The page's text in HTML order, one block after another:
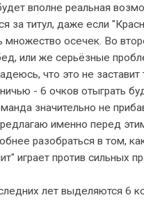
вполне реальная
за титул, даже если
множество осечек. Во
или же серьёзные
что это не заставит
ничью - 6 очков отыграть
значительно не
именно перед
разобраться в том,
играет против сильных
лет выделяются 6